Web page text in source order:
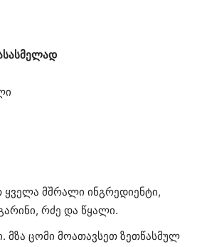
ყველა მშრალი ინგრედიენტი,
რძე და წყალი.
მზა ცომი მოათავსეთ ზეთწასმულ